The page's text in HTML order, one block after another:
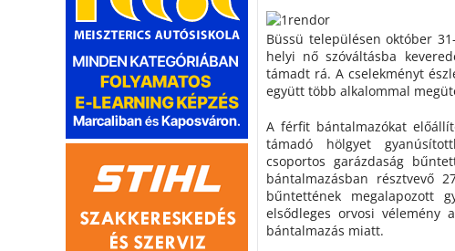
Büssü településen október
helyi nő szóváltásba
támadt rá. A cselekményt
együtt több alkalommal
A férfit bántalmazókat
támadó hölgyet
csoportos garázdaság
bántalmazásban résztvevő
bűntettének megalapozott
elsődleges orvosi vélemény
bántalmazás miatt.